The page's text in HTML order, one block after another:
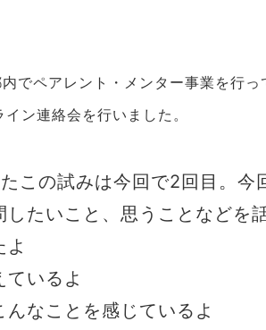
でペアレント・メンター事業を行
ン連絡会を行いました。
この試みは今回で2回目。今
たいこと、思うことなどを
よ
ているよ
んなことを感じているよ